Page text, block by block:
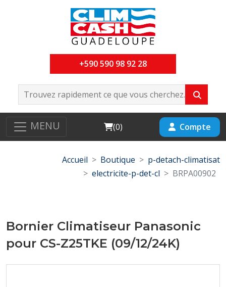
+590 590 98 92 28
MENU Cart
(0) Compte
Accueil Boutique
p-detach-climatisat
electricite-p-det-cl
BRPA00902
Bornier Climatiseur Panasonic
pour CS-Z25TKE (09/12/24K)